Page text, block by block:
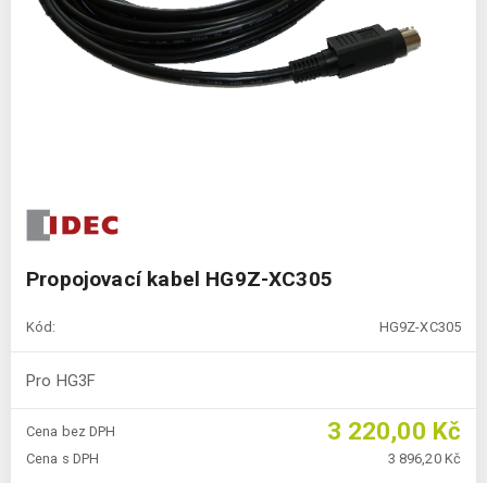
Propojovací kabel HG9Z-XC305
Kód: HG9Z-XC305
Pro HG3F
Cena bez DPH 3 220,00 Kč
Cena s DPH 3 896,20 Kč